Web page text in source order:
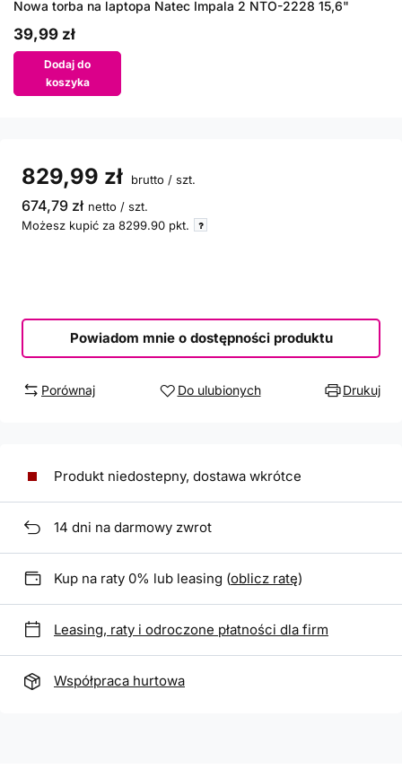
Nowa torba na laptopa Natec Impala 2 NTO-2228 15,6"
39,99 zł
Dodaj do
koszyka
829,99 zł brutto / szt.
674,79 zł netto / szt.
Możesz kupić za 8299.90 pkt.
Powiadom mnie o dostępności produktu
Porównaj Do ulubionych Drukuj
Produkt niedostepny, dostawa wkrótce
14 dni na darmowy zwrot
Kup na raty 0% lub leasing (oblicz ratę)
Leasing, raty i odroczone płatności dla firm
Współpraca hurtowa